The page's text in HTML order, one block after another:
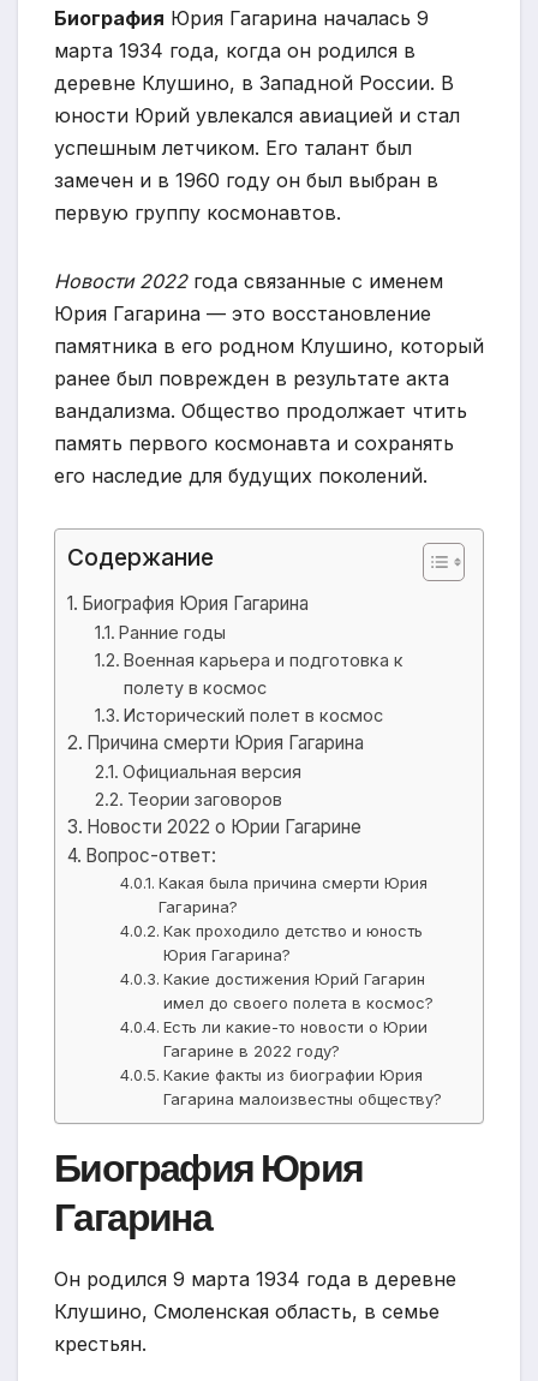
Биография Юрия Гагарина началась 9
марта 1934 года, когда он родился в
деревне Клушино, в Западной России. В
юности Юрий увлекался авиацией и стал
успешным летчиком. Его талант был
замечен и в 1960 году он был выбран в
первую группу космонавтов.
Новости 2022года связанные с именем
Юрия Гагарина — это восстановление
памятника в его родном Клушино, который
ранее был поврежден в результате акта
вандализма. Общество продолжает чтить
память первого космонавта и сохранять
его наследие для будущих поколений.
Содержание
Биография Юрия Гагарина
Ранние годы
Военная карьера и подготовка к
полету в космос
Исторический полет в космос
Причина смерти Юрия Гагарина
Официальная версия
Теории заговоров
Новости 2022 о Юрии Гагарине
Вопрос-ответ:
Какая была причина смерти Юрия
Гагарина?
Как проходило детство и юность
Юрия Гагарина?
Какие достижения Юрий Гагарин
имел до своего полета в космос?
Есть ли какие-то новости о Юрии
Гагарине в 2022 году?
Какие факты из биографии Юрия
Гагарина малоизвестны обществу?
Биография Юрия
Гагарина
Он родился 9 марта 1934 года в деревне
Клушино, Смоленская область, в семье
крестьян.